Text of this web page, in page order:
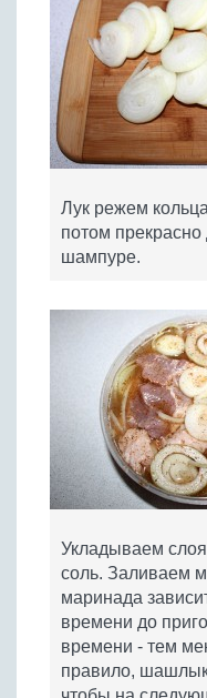
Лук режем
потом
шампуре.
Укладываем
соль. Заливаем
маринада
времени до
времени - тем
правило,